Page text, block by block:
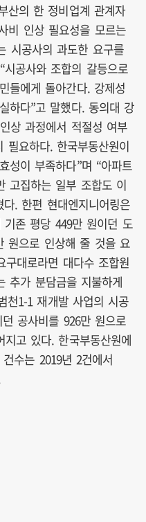
산의 한 정비업계 관계자
비 인상 필요성을 모르는
시공사의 과도한 요구를
공사와 조합의 갈등으로
들에게 돌아간다. 강제성
하다”고 말했다. 동의대 강
상 과정에서 적절성 여부
요하다. 한국부동산원이
성이 부족하다”며 “아파트
고집하는 일부 조합도 이
. 한편 현대엔지니어링은
존 평당 449만 원이던 도
원으로 인상해 줄 것을 요
대로라면 대다수 조합원
추가 분담금을 지불하게
천1-1 재개발 사업의 시공
공사비를 926만 원으로
고 있다. 한국부동산원에
수는 2019년 2건에서